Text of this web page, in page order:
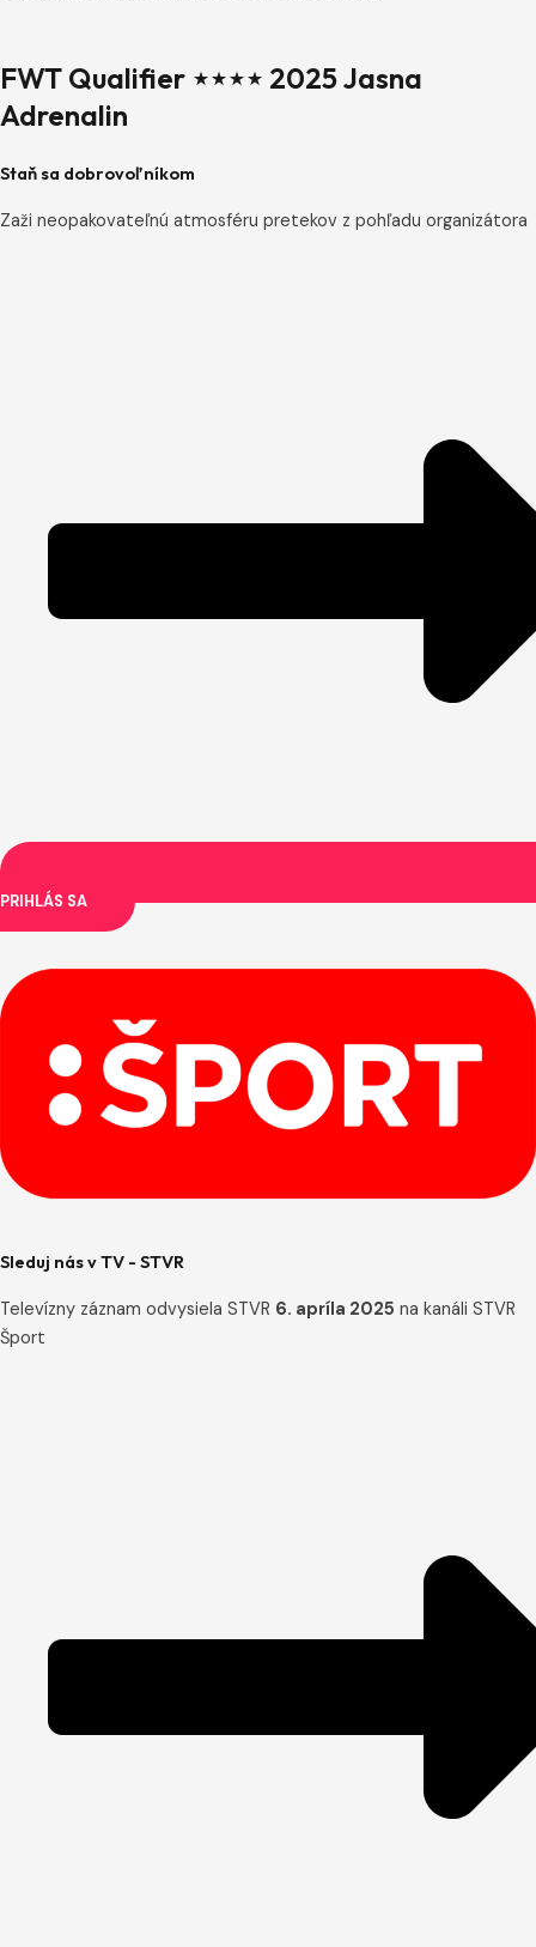
FWT Qualifier ⋆⋆⋆⋆ 2025 Jasna
Adrenalin
Staň sa dobrovoľníkom
Zaži neopakovateľnú atmosféru pretekov z pohľadu organizátora
PRIHLÁS SA
Sleduj nás v TV - STVR
Televízny záznam odvysiela STVR 6. apríla 2025 na kanáli STVR
Šport